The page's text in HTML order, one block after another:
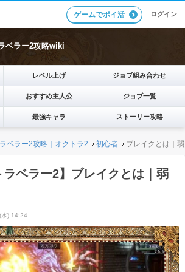
ゲームでポイ活 ログイン
ベラー2攻略wiki
レベル上げ ジョブ組み合わせ
おすすめ主人公 ジョブ一覧
最強キャラ ストーリー攻略
ベラー2攻略｜オクトラ2 初心者 ブレイクとは｜
ラベラー2】ブレイクとは｜弱
) 14:24